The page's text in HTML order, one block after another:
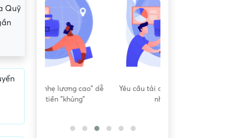
Quỹ
cao" dễ
Yêu cầu tải app, nạp tiền, làm